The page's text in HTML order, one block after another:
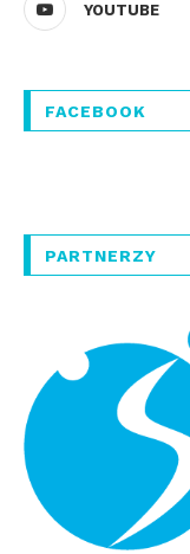
YOUTUBE
FACEBOOK
PARTNERZY